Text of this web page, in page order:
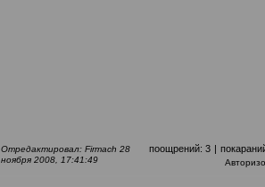
Отредактировал: Firmach 28
ноября 2008, 17:41:49
поощрений: 3 |